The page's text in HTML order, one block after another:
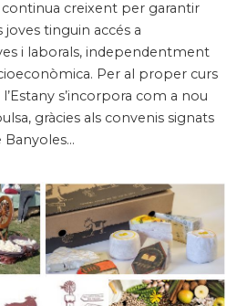
creixent per garantir
joves tinguin accés a
i laborals, independentment
Per al proper curs
s’incorpora com a nou
gràcies als convenis signats
Banyoles…